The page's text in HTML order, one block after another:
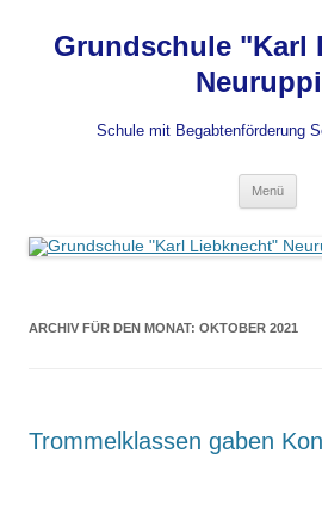
Grundschule "Karl
Schule mit Begabtenförderung
Menü
ARCHIV FÜR DEN MONAT: OKTOBER 2021
Trommelklassen gaben